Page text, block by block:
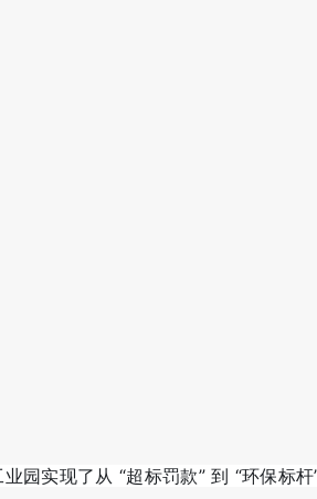
实现了从 “超标罚款” 到 “环保标